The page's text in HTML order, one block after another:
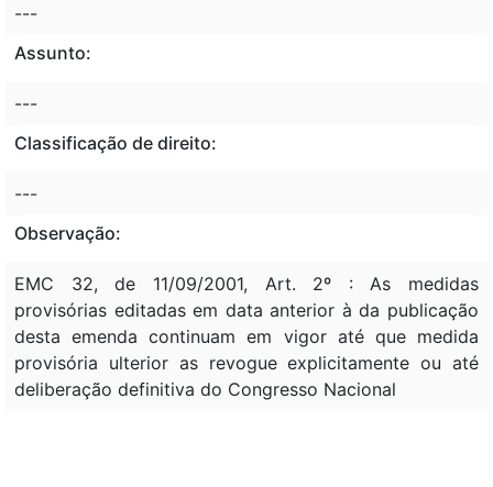
---
Assunto:
---
Classificação de direito:
---
Observação:
EMC 32, de 11/09/2001, Art. 2º : As medidas
provisórias editadas em data anterior à da publicação
desta emenda continuam em vigor até que medida
provisória ulterior as revogue explicitamente ou até
deliberação definitiva do Congresso Nacional